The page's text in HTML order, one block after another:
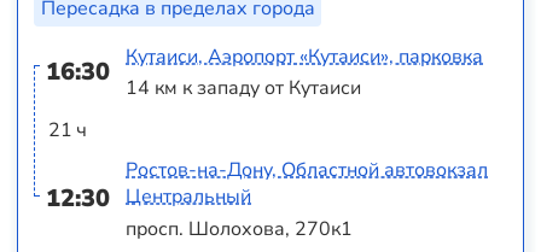
Пересадка в пределах города
16:30
21 ч
12:30
Кутаиси, Аэропорт «Кутаиси», парковка
14 км к западу от Кутаиси
Ростов-на-Дону, Областной автовокзал
Центральный
просп. Шолохова, 270к1